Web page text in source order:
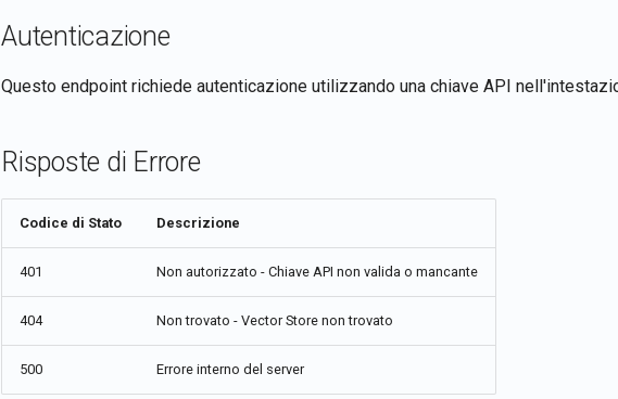
Autenticazione
Questo endpoint richiede autenticazione utilizzando una chiave API
Risposte di Errore
Codice di Stato Descrizione
401 Non autorizzato - Chiave API non valida o mancante
404 Non trovato - Vector Store non trovato
500 Errore interno del server